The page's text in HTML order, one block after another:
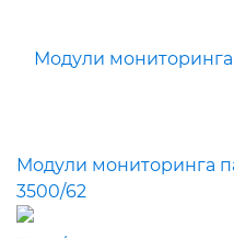
Модули мониторинга
3500/62